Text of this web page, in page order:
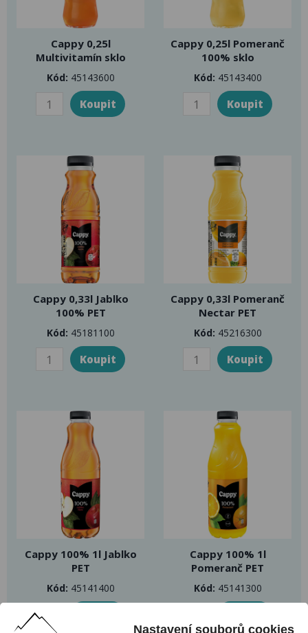
Cappy 0,25l
Multivitamín sklo
Kód: 45143600
Cappy 0,25l Pomeranč
100% sklo
Kód: 45143400
Cappy 0,33l Jablko
100% PET
Kód: 45181100
Cappy 0,33l Pomeranč
Nectar PET
Kód: 45216300
Cappy 100% 1l Jablko
PET
Kód: 45141400
Cappy 100% 1l
Pomeranč PET
Kód: 45141300
Nastavení souborů cookies